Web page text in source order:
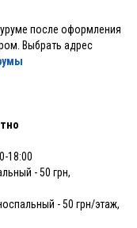
после оформления
Выбрать адрес
18:00
- 50 грн,
- 50 грн/этаж,